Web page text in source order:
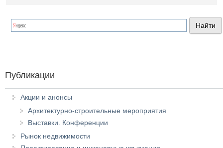
Публикации
Акции и анонсы
Архитектурно-строительные мероприятия
Выставки. Конференции
Рынок недвижимости